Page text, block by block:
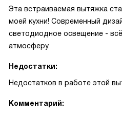
Эта встраиваемая вытяжка
моей кухни! Современный
светодиодное освещение -
атмосферу.
Недостатки:
Недостатков в работе этой
Комментарий: